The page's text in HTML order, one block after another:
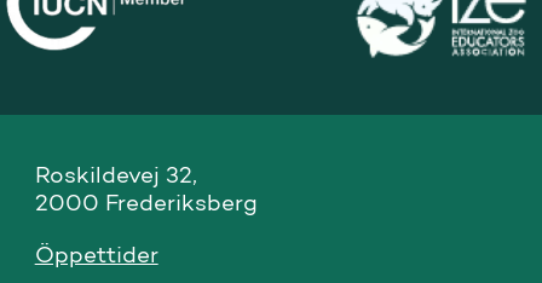
Roskildevej 32,
2000 Frederiksberg
Öppettider